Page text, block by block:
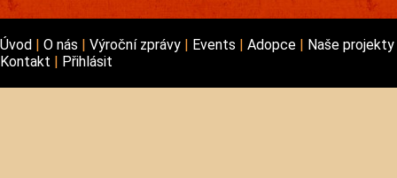
Úvod O nás Výroční zprávy Events Adopce
Naše projekty
Kontakt
Přihlásit